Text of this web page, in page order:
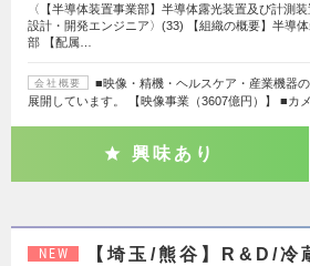
〈【半導体装置事業部】半導体露光装置及び計測
設計・開発エンジニア〉(33) 【組織の概要】半導
部 【配属…
会社概要
■映像・精機・ヘルスケア・産業機器
展開しています。 【映像事業（3607億円）】 ■カ
興味あり
NEW
【埼玉/熊谷】R&D/冷